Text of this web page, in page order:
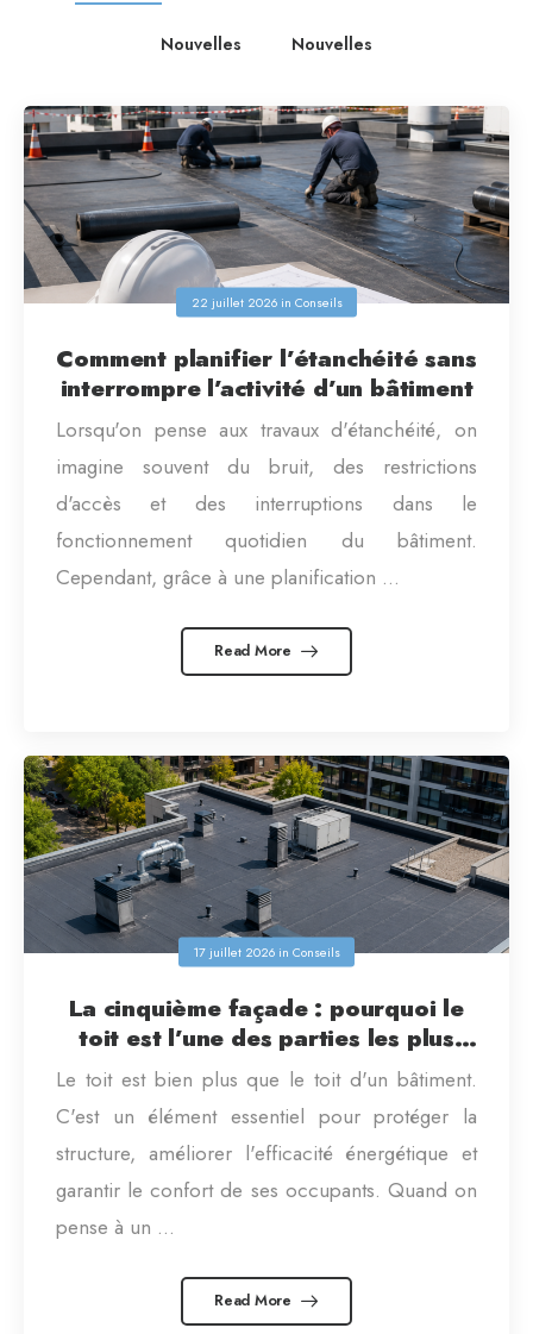
Nouvelles Nouvelles
22 juillet 2026in Conseils
Comment planifier l’étanchéité sans
interrompre l’activité d’un bâtiment
Lorsqu'on pense aux travaux d'étanchéité, on
imagine souvent du bruit, des restrictions
d'accès et des interruptions dans le
fonctionnement quotidien du bâtiment.
Cependant, grâce à une planification ...
Read More
17 juillet 2026in Conseils
La cinquième façade : pourquoi le
toit est l’une des parties les plus
importantes d’un bâtiment
Le toit est bien plus que le toit d'un bâtiment.
C'est un élément essentiel pour protéger la
structure, améliorer l'efficacité énergétique et
garantir le confort de ses occupants. Quand on
pense à un ...
Read More